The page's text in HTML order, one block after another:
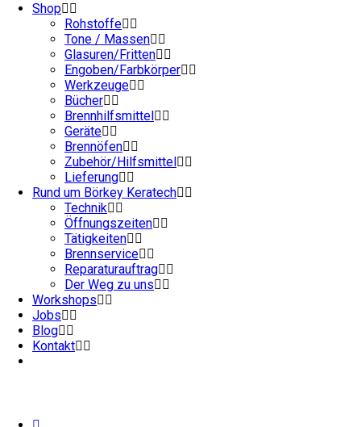
Shop
Rohstoffe
Tone / Massen
Glasuren/Fritten
Engoben/Farbkörper
Werkzeuge
Bücher
Brennhilfsmittel
Geräte
Brennöfen
Zubehör/Hilfsmittel
Lieferung
Rund um Börkey Keratech
Technik
Öffnungszeiten
Tätigkeiten
Brennservice
Reparaturauftrag
Der Weg zu uns
Workshops
Jobs
Blog
Kontakt